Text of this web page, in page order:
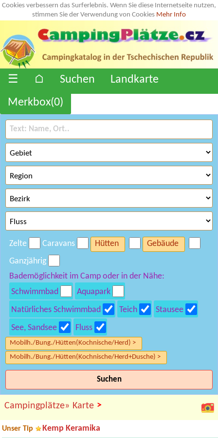
Cookies verbessern das Surferlebnis. Wenn Sie diese Internetseite nutzen,
stimmen Sie der Verwendung von Cookies Mehr Info
☰ ⌂ Suchen
Landkarte
Merkbox(0)
Zelte Caravans Hütten
Gebäude
Ganzjährig
Bademöglichkeit im Camp oder in der Nähe:
Schwimmbad
Aquapark
Natürliches Schwimmbad
Teich
Stausee
See, Sandsee
Fluss
Mobilh./Bung./Hütten(Kochnische/Herd) >
Mobilh./Bung./Hütten(Kochnische/Herd+Dusche) >
Suchen
Campingplätze» Karte >
Unser Tip Kemp Keramika